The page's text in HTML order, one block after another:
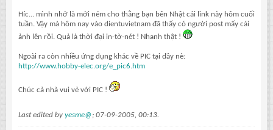
Híc... mình nhớ là mới ném cho thằng bạn bên Nhật cái link này hôm cuối
tuần. Vậy mà hôm nay vào dientuvietnam đã thấy có người post mấy cái
ảnh lên rồi. Quả là thời đại in-tờ-nét ! Nhanh thật !
Ngoài ra còn nhiều ứng dụng khác về PIC tại đây nè:
http://www.hobby-elec.org/e_pic6.htm
Chúc cả nhà vui vẻ với PIC !
Last edited by yesme@; 07-09-2005, 00:13.